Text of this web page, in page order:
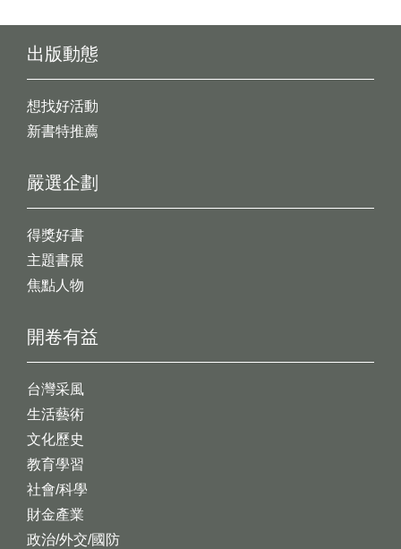
出版動態
想找好活動
新書特推薦
開卷有益
台灣采風
生活藝術
文化歷史
教育學習
社會/科學
財金產業
政治/外交/國防
嚴選企劃
得獎好書
主題書展
焦點人物